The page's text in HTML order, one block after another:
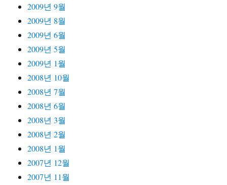
2009년 9월
2009년 8월
2009년 6월
2009년 5월
2009년 1월
2008년 10월
2008년 7월
2008년 6월
2008년 3월
2008년 2월
2008년 1월
2007년 12월
2007년 11월